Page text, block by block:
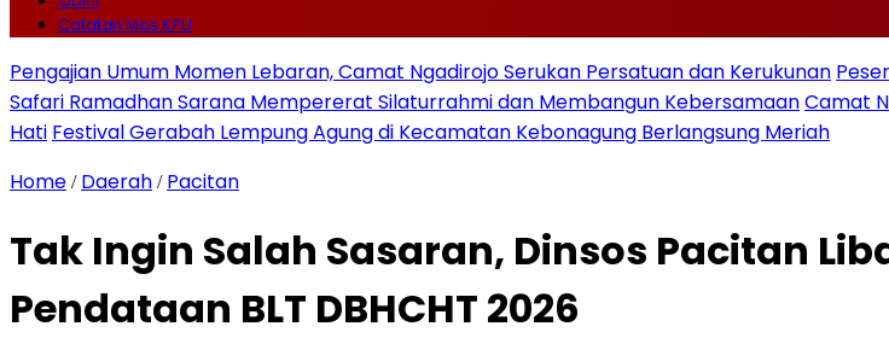
Catatan Mas KPU
Pengajian Umum Momen Lebaran, Camat Ngadirojo Serukan Persatuan dan Kerukunan
Safari Ramadhan Sarana Mempererat Silaturrahmi dan Membangun KebersamaanCamat
Hati Festival Gerabah Lempung Agung di Kecamatan Kebonagung Berlangsung Meriah
Home / Daerah / Pacitan
Tak Ingin Salah Sasaran, Dinsos Pacitan
Pendataan BLT DBHCHT 2026